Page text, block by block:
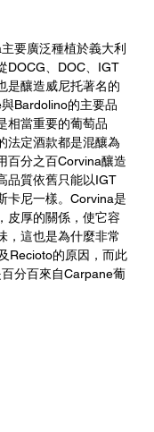
要廣泛種植於義大利
DOCG、DOC、IGT
是釀造威尼托著名的
Bardolino的主要品
相當重要的葡萄品
法定酒款都是混釀為
百分之百Corvina釀造
品質依舊只能以IGT
卡尼一樣。Corvina是
皮厚的關係，使它容
，這也是為什麼非常
Recioto的原因，而此
分百來自Carpane葡